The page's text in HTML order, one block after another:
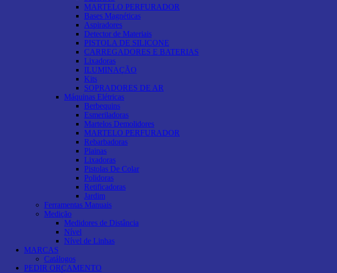
MARTELO PERFURADOR
Bases Magnéticas
Aspiradores
Detector de Materiais
PISTOLA DE SILICONE
CARREGADORES E BATERIAS
Lixadoras
ILUMINAÇÃO
Kits
SOPRADORES DE AR
Máquinas Elétricas
Berbequins
Esmeriladoras
Martelos Demolidores
MARTELO PERFURADOR
Rebarbadoras
Plainas
Lixadoras
Pistolas De Colar
Polidoras
Retificadoras
Jardim
Ferramentas Manuais
Medição
Medidores de Distância
Nível
Nível de Linhas
MARCAS
Catálogos
PEDIR ORÇAMENTO